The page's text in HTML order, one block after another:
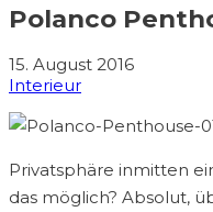
Polanco
15. August 2016
Interieur
Privatsphäre inmitten
das möglich? Absolut,